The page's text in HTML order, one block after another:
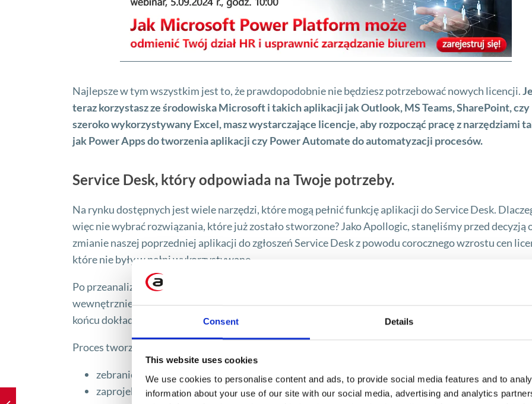
Consent Details
This website uses cookies
We use cookies to personalise content and ads, to provide social media features and to
information about your use of our site with our social media, advertising and analytics
Najlepsze w tym wszystkim jest to, że prawdopodobnie nie będziesz potrzebować nowych licencji.
teraz korzystasz ze środowiska Microsoft i takich aplikacji jak Outlook, MS Teams, SharePoint, czy
szeroko wykorzystywany Excel, masz wystarczające licencje, aby rozpocząć pracę z narzędziami
jak Power Apps do tworzenia aplikacji czy Power Automate do automatyzacji procesów.
Service Desk, który odpowiada na Twoje potrzeby.
Na rynku dostępnych jest wiele narzędzi, które mogą pełnić funkcję aplikacji do Service Desk.
więc nie wybrać rozwiązania, które już zostało stworzone? Jako Apollogic, stanęliśmy przed decyzją
zmianie naszej poprzedniej aplikacji do zgłoszeń Service Desk z powodu corocznego wzrostu cen
które nie były w pełni wykorzystywane.
Po przeanalizowaniu dostępnych opcji okazało się, że długoterminowy koszt stworzenia aplikacji
wewnętrznie będzieniższyniż opłacanie miesięcznych lub rocznych licencji. Co więcej, proces
końcu dokładnie dostosowany do naszych potrzeb.
Proces tworzenia aplikacji trwał dwa tygodnie na co składało się:
zebranie wymagań od biznesu,
zaprojektowanie frontendu oraz backendu,